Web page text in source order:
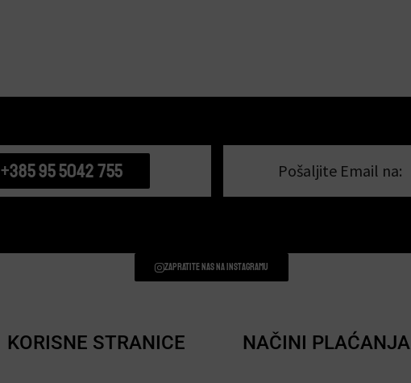
+385 95 5042 755 Pošaljite Email na:
Zapratite nas na instagramu
KORISNE STRANICE NAČINI PLAĆANJA